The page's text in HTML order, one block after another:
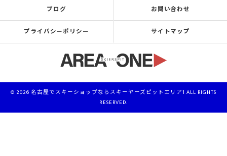
ブログ お問い合わせ
プライバシーポリシー サイトマップ
© 2026 名古屋でスキーショップならスキーヤーズピットエリア1 ALL RIGHTS
RESERVED.